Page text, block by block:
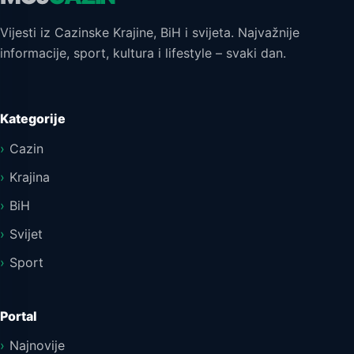
Vijesti iz Cazinske Krajine, BiH i svijeta. Najvažnije
informacije, sport, kultura i lifestyle – svaki dan.
Kategorije
Cazin
Krajina
BiH
Svijet
Sport
Portal
Najnovije